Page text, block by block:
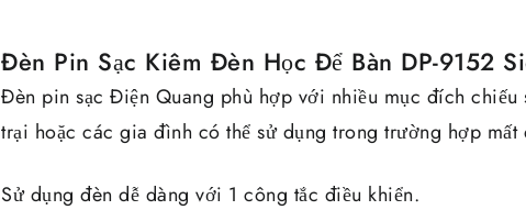
Đèn Pin Sạc Kiêm Đèn Học Để Bàn DP-9152
Đèn pin sạc Điện Quang phù hợp với nhiều mục đích
trại hoặc các gia đình có thể sử dụng trong trường hợp mất
Sử dụng đèn dễ dàng với 1 công tắc điều khiển.